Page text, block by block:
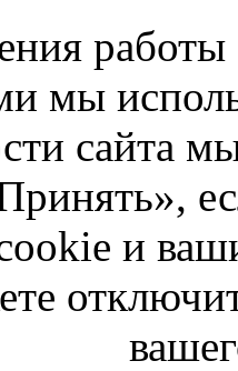
работы
мы
сайта
и